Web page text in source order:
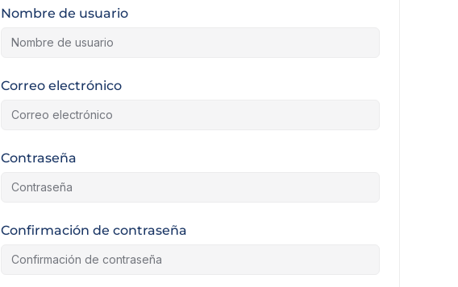
Nombre de usuario
Correo electrónico
Contraseña
Confirmación de contraseña